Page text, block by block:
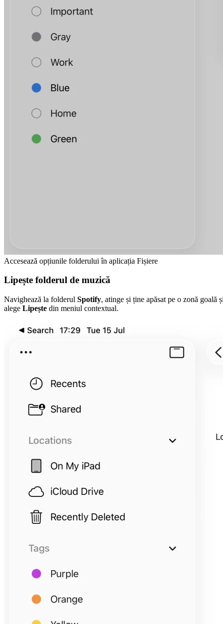
Accesează opțiunile folderului în aplicația Fișiere
Lipește folderul de muzică
Navighează la folderul Spotify, atinge și ține apăsat pe o zonă goală
alege Lipește din meniul contextual.